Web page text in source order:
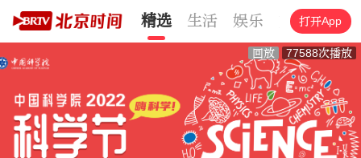
精选 生活 娱乐 文化 旅游
打开App
回放 77588次播放